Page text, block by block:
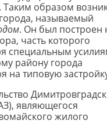
Таким образом
называемый
. Он был построен
часть которого
специальным
району города
на типовую
являющегося
жилого